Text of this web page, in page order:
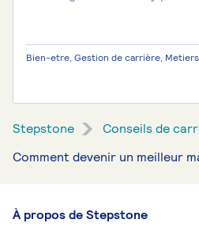
Bien-etre, Gestion de carrière,
Stepstone Conseils de
Comment devenir un meilleur
À propos de Stepstone